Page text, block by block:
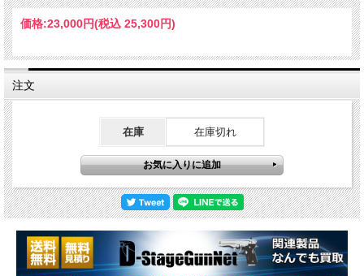
価格:23,000円(税込 25,300円)
注文
在庫 在庫切れ